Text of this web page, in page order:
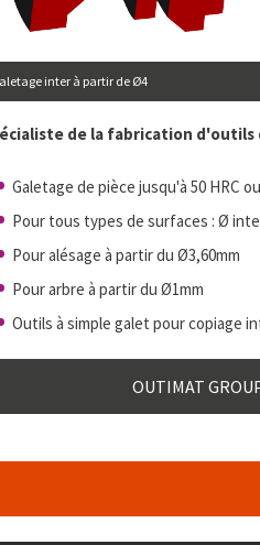
inter à partir de Ø4
de la fabrication d'outils
Galetage de pièce jusqu'à 50 HRC
Pour tous types de surfaces : Ø
Pour alésage à partir du Ø3,60mm
Pour arbre à partir du Ø1mm
Outils à simple galet pour copiage
OUTIMAT